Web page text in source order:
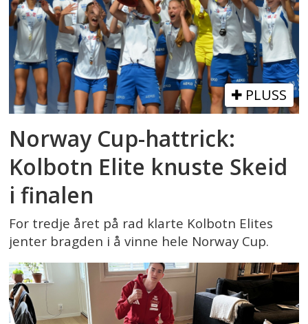
PLUSS
Norway Cup-hattrick:
Kolbotn Elite knuste Skeid
i finalen
For tredje året på rad klarte Kolbotn Elites
jenter bragden i å vinne hele Norway Cup.